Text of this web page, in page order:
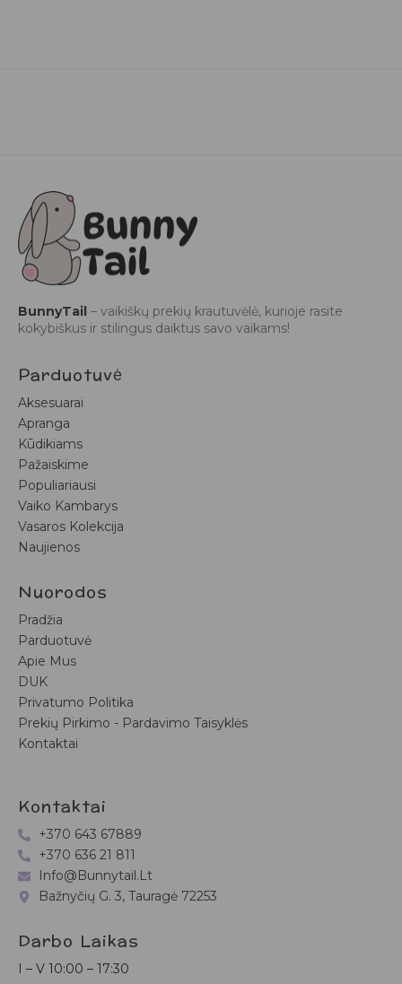
BunnyTail – vaikiškų prekių krautuvėlė, kurioje rasite
kokybiškus ir stilingus daiktus savo vaikams!
Parduotuvė
Aksesuarai
Apranga
Kūdikiams
Pažaiskime
Populiariausi
Vaiko Kambarys
Vasaros Kolekcija
Naujienos
Nuorodos
Pradžia
Parduotuvė
Apie Mus
DUK
Privatumo Politika
Prekių Pirkimo - Pardavimo Taisyklės
Kontaktai
Kontaktai
+370 643 67889
+370 636 21 811
Info@bunnytail.lt
Bažnyčių G. 3, Tauragė 72253
Darbo Laikas
I – V 10:00 – 17:30